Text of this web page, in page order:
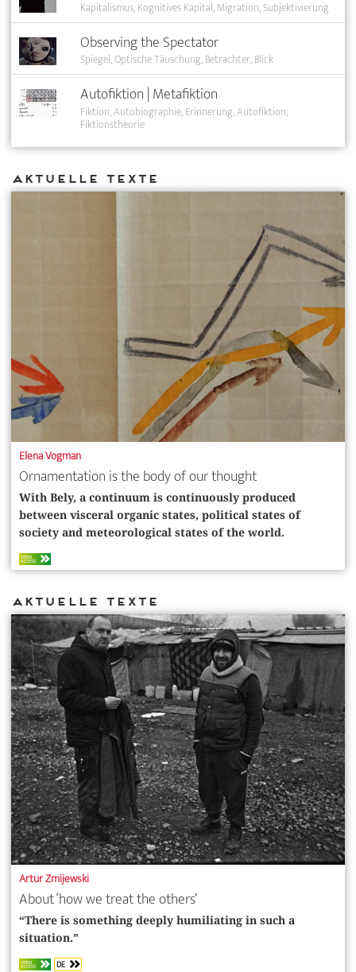
Kapitalismus Kognitives Kapital Migration Subjektivierung
Observing the Spectator
Spiegel Optische Täuschung Betrachter Blick
Autofiktion | Metafiktion
Fiktion Autobiographie Erinnerung Autofiktion
Fiktionstheorie
Aktuelle Texte
Elena Vogman
Ornamentation is the body of our thought
With Bely, a continuum is continuously produced
between visceral organic states, political states of
society and meteorological states of the world.
OPEN
ACCESS
Aktuelle Texte
Artur Zmijewski
About ‘how we treat the others’
“There is something deeply humiliating in such a
situation.”
OPEN
ACCESS DE